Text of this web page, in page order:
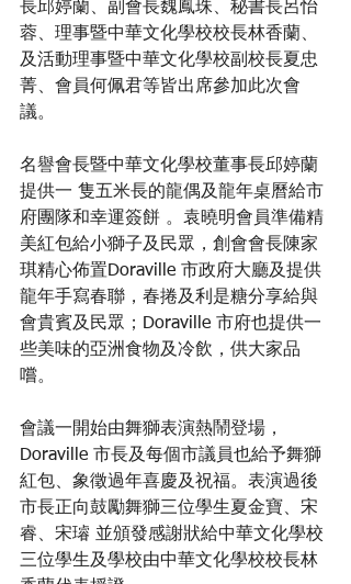
長邱婷蘭、副會長魏鳳珠、秘書長呂怡
蓉、理事暨中華文化學校校長林香蘭、
及活動理事暨中華文化學校副校長夏忠
菁、會員何佩君等皆出席參加此次會
議。
名譽會長暨中華文化學校董事長邱婷蘭
提供一 隻五米長的龍偶及龍年桌曆給市
府團隊和幸運簽餅 。袁曉明會員準備精
美紅包給小獅子及民眾，創會會長陳家
琪精心佈置Doraville 市政府大廳及提供
龍年手寫春聯，春捲及利是糖分享給與
會貴賓及民眾；Doraville 市府也提供一
些美味的亞洲食物及冷飲，供大家品
嚐。
會議一開始由舞獅表演熱鬧登場，
Doraville 市長及每個市議員也給予舞獅
紅包、象徵過年喜慶及祝福。表演過後
市長正向鼓勵舞獅三位學生夏金寶、宋
睿、宋璿 並頒發感謝狀給中華文化學校
三位學生及學校由中華文化學校校長林